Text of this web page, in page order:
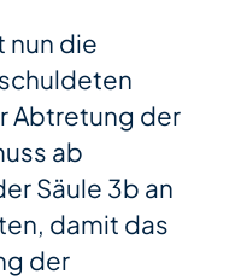
nun die
Abtretung der
ab
Säule 3b an
damit das
der